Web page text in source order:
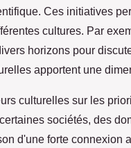
Ces initiatives
cultures. Par
horizons pour
apportent une
culturelles sur les
sociétés, des
d'une forte connexion